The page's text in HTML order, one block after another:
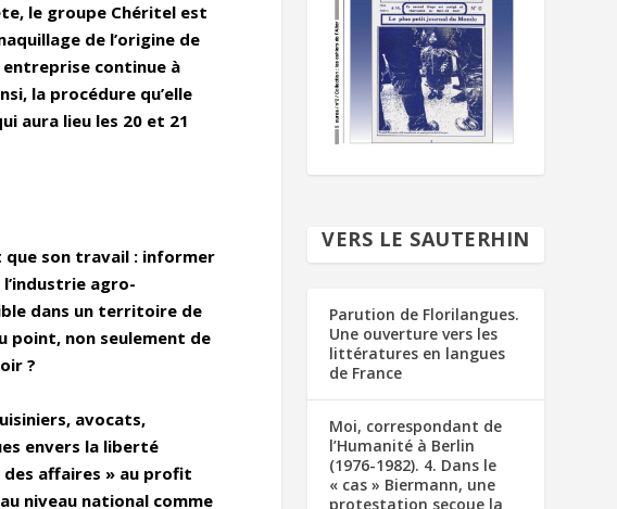
le groupe Chéritel est
de l’origine de
continue à
la procédure qu’elle
aura lieu les 20 et 21
que son travail : informer
agro-
dans un territoire de
point, non seulement de
?
avocats,
envers la liberté
des affaires » au profit
niveau national comme
VERS LE SAUTERHIN
Parution de Florilangues.
Une ouverture vers les
littératures en langues
de France
Moi, correspondant de
l’Humanité à Berlin
(1976-1982). 4. Dans le
« cas » Biermann, une
protestation secoue la